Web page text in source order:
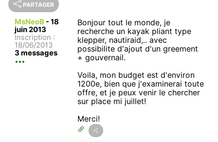
PARTAGER
MsNeoB - 18
juin 2013
Inscription :
18/06/2013
3 messages
Bonjour tout le monde, je
recherche un kayak pliant type
klepper, nautiraid,.. avec
possibilite d'ajout d'un greement
+ gouvernail.
Voila, mon budget est d'environ
1200e, bien que j'examinerai toute
offre, et je peux venir le chercher
sur place mi juillet!
Merci!